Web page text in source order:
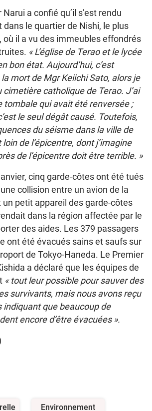
a confié qu’il s’est rendu
le quartier de Nishi, le plus
où il a vu des immeubles effondrés
« L’église de Terao et le lycée
bon état. Aujourd’hui, c’est
la mort de Mgr Keiichi Sato, alors je
cimetière catholique de Terao. J’ai
tombale qui avait été renversée ;
le seul dégât causé. Toutefois,
du séisme dans la ville de
de l’épicentre, dont j’imagine
de l’épicentre doit être terrible. »
cinq garde-côtes ont été tués
collision entre un avion de la
petit appareil des garde-côtes
dans la région affectée par le
des aides. Les 379 passagers
ont été évacués sains et saufs sur
de Tokyo-Haneda. Le Premier
a déclaré que les équipes de
« tout leur possible pour sauver des
survivants, mais nous avons reçu
que beaucoup de
encore d’être évacuées ».
Environnement